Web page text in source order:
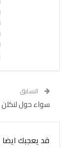
السابق
سواء حول
قد يعجبك ايضا